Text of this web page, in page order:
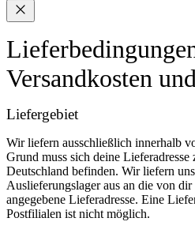
Versandkosten
Liefergebiet
Wir liefern ausschließlich innerhalb
Grund muss sich deine
Deutschland befinden. Wir liefern
Auslieferungslager aus an die von
angegebene Lieferadresse. Eine
Postfilialen ist nicht möglich.